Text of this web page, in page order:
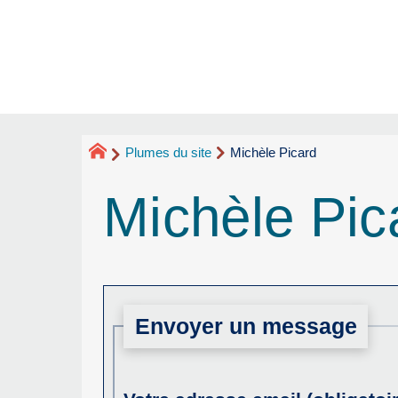
Plumes du site Michèle Picard
Michèle
Envoyer un message